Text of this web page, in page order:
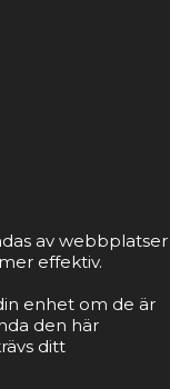
av webbplatser
effektiv.
enhet om de är
den här
ditt